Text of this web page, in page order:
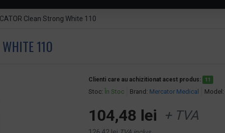
Clean Strong White 110
110
Clienti care au achizitionat acest produs: 11
Stoc: În Stoc Brand: Mercator Medical Model:
104,48 lei + TVA